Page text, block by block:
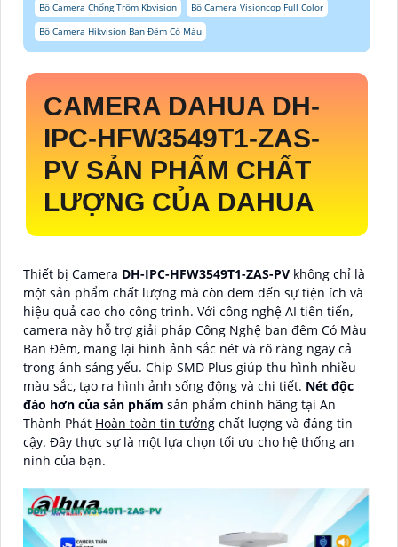
Bộ Camera Chống Trộm Kbvision
Bộ Camera Visioncop Full Color
Bộ Camera Hikvision Ban Đêm Có Màu
CAMERA DAHUA DH-
IPC-HFW3549T1-ZAS-
PV SẢN PHẨM CHẤT
LƯỢNG CỦA DAHUA
Thiết bị Camera DH-IPC-HFW3549T1-ZAS-PV không chỉ là
một sản phẩm chất lượng mà còn đem đến sự tiện ích và
hiệu quả cao cho công trình. Với công nghệ AI tiên tiến,
camera này hỗ trợ giải pháp Công Nghệ ban đêm Có Màu
Ban Đêm, mang lại hình ảnh sắc nét và rõ ràng ngay cả
trong ánh sáng yếu. Chip SMD Plus giúp thu hình nhiều
màu sắc, tạo ra hình ảnh sống động và chi tiết. Nét độc
đáo hơn của sản phẩm sản phẩm chính hãng tại An
Thành Phát Hoàn toàn tin tưởng chất lượng và đáng tin
cậy. Đây thực sự là một lựa chọn tối ưu cho hệ thống an
ninh của bạn.